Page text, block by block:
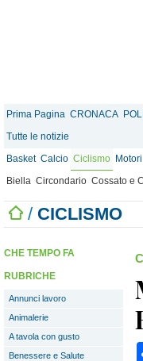
Prima Pagina CRONACA
Tutte le notizie
Basket Calcio Ciclismo Motori
Biella Circondario Cossato e
/ CICLISMO
CHE TEMPO FA
RUBRICHE
Annunci lavoro
Animalerie
A tavola con gusto
Benessere e Salute